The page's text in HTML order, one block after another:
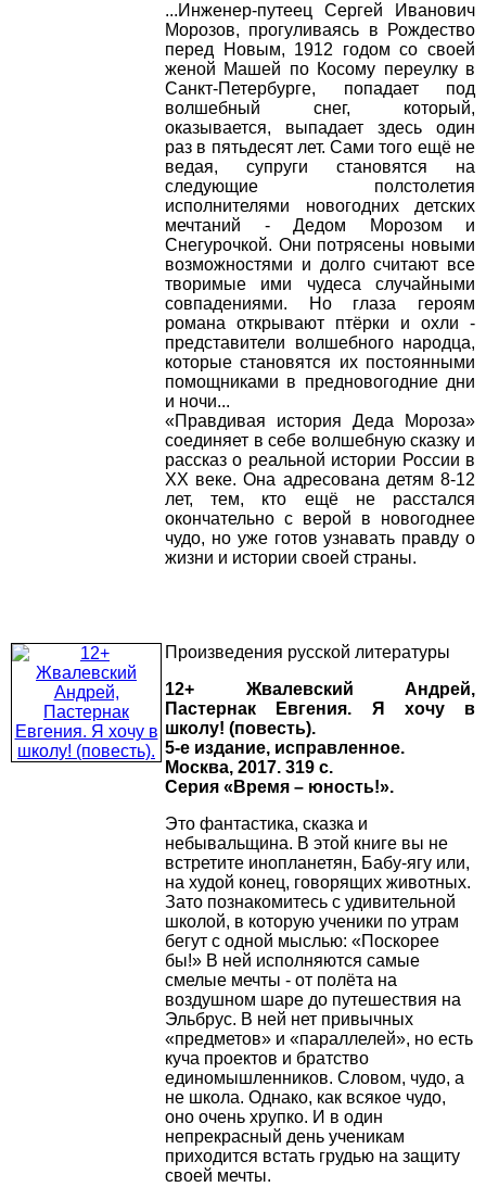
...Инженер-путеец Сергей Иванович
Морозов, прогуливаясь в Рождество
перед Новым, 1912 годом со своей
женой Машей по Косому переулку в
Санкт-Петербурге, попадает под
волшебный снег, который,
оказывается, выпадает здесь один
раз в пятьдесят лет. Сами того ещё не
ведая, супруги становятся на
следующие полстолетия
исполнителями новогодних детских
мечтаний - Дедом Морозом и
Снегурочкой. Они потрясены новыми
возможностями и долго считают все
творимые ими чудеса случайными
совпадениями. Но глаза героям
романа открывают птёрки и охли -
представители волшебного народца,
которые становятся их постоянными
помощниками в предновогодние дни
и ночи...
«Правдивая история Деда Мороза»
соединяет в себе волшебную сказку и
рассказ о реальной истории России в
XX веке. Она адресована детям 8-12
лет, тем, кто ещё не расстался
окончательно с верой в новогоднее
чудо, но уже готов узнавать правду о
жизни и истории своей страны.
Произведения русской литературы
12+ Жвалевский Андрей,
Пастернак Евгения. Я хочу в
школу! (повесть).
5-е издание, исправленное.
Москва, 2017. 319 с.
Серия «Время – юность!».
Это фантастика, сказка и
небывальщина. В этой книге вы не
встретите инопланетян, Бабу-ягу или,
на худой конец, говорящих животных.
Зато познакомитесь с удивительной
школой, в которую ученики по утрам
бегут с одной мыслью: «Поскорее
бы!» В ней исполняются самые
смелые мечты - от полёта на
воздушном шаре до путешествия на
Эльбрус. В ней нет привычных
«предметов» и «параллелей», но есть
куча проектов и братство
единомышленников. Словом, чудо, а
не школа. Однако, как всякое чудо,
оно очень хрупко. И в один
непрекрасный день ученикам
приходится встать грудью на защиту
своей мечты.